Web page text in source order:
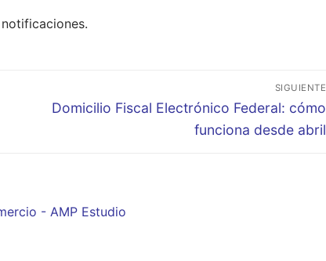
SIGUIENTE
Entrada
Domicilio Fiscal Electrónico Federal: cómo
funciona desde abril
- AMP Estudio